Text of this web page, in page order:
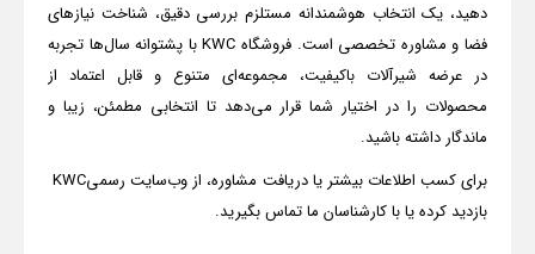
دهید، یک انتخاب هوشمندانه مستلزم بررسی دقیق، شناخت نیازهای
فضا و مشاوره تخصصی است. فروشگاه KWCبا پشتوانه سال‌ها تجربه
در عرضه شیرآلات باکیفیت، مجموعه‌ای متنوع و قابل اعتماد از
محصولات را در اختیار شما قرار می‌دهد تا انتخابی مطمئن، زیبا و
ماندگار داشته باشید.
برای کسب اطلاعات بیشتر یا دریافت مشاوره، از وب‌سایت رسمیKWC
بازدید کرده یا با کارشناسان ما تماس بگیرید.